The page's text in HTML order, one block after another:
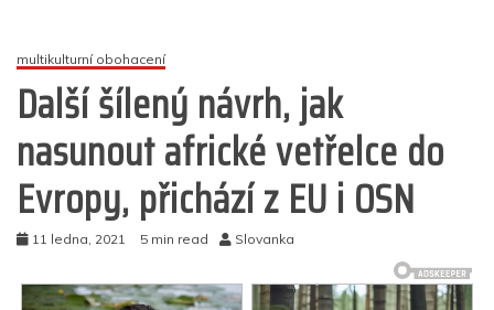
multikulturní obohacení
Další šílený návrh, jak
nasunout africké vetřelce do
Evropy, přichází z EU i OSN
11 ledna, 2021 5 min read Slovanka